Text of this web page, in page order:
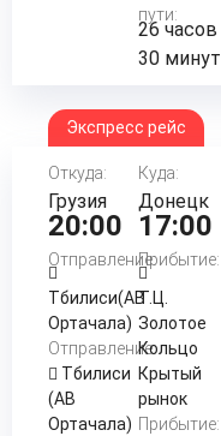
пути:
26 часов
30 минут
Экспресс рейс
Откуда:
Грузия
20:00
Отправление:
Тбилиси(АВ
Ортачала)
Отправление:
Тбилиси
(АВ
Ортачала)
Куда:
Донецк
17:00
Прибытие:
Т.Ц.
Золотое
Кольцо
Крытый
рынок
Прибытие: